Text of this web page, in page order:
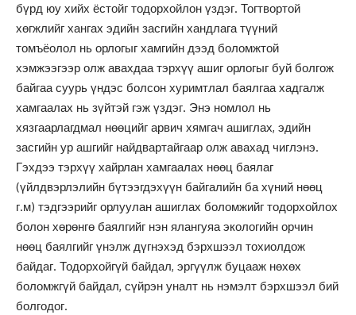
бүрд юу хийх ёстойг тодорхойлон үздэг. Тогтвортой
хөгжлийг хангах эдийн засгийн хандлага түүний
томъёолол нь орлогыг хамгийн дээд боломжтой
хэмжээгээр олж авахдаа тэрхүү ашиг орлогыг буй болгож
байгаа суурь үндэс болсон хуримтлал баялгаа хадгалж
хамгаалах нь зүйтэй гэж үздэг. Энэ номлол нь
хязгаарлагдмал нөөцийг арвич хямгач ашиглах, эдийн
засгийн ур ашгийг найдвартайгаар олж авахад чиглэнэ.
Гэхдээ тэрхүү хайрлан хамгаалах нөөц баялаг
(үйлдвэрлэлийн бүтээгдэхүүн байгалийн ба хүний нөөц
г.м) тэдгээрийг орлуулан ашиглах боломжийг тодорхойлох
болон хөрөнгө баялгийг нэн ялангуяа экологийн орчин
нөөц баялгийг үнэлж дүгнэхэд бэрхшээл тохиолдож
байдаг. Тодорхойгүй байдал, эргүүлж буцааж нөхөх
боломжгүй байдал, сүйрэн уналт нь нэмэлт бэрхшээл бий
болгодог.